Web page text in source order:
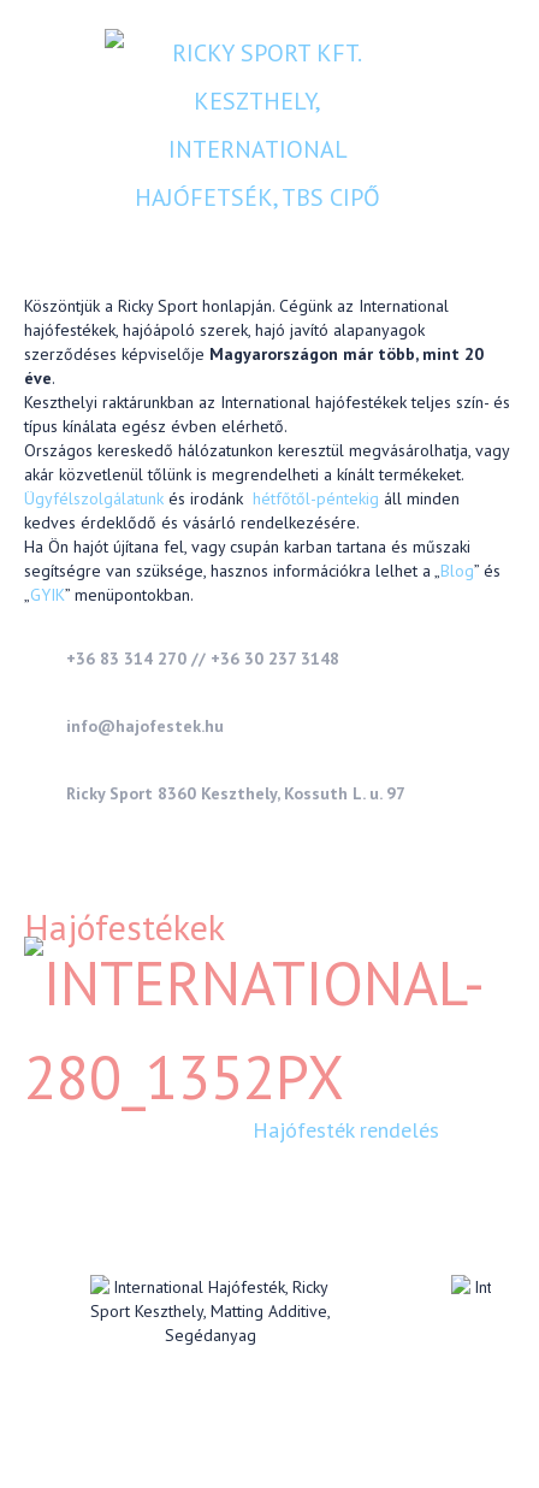
Köszöntjük a Ricky Sport honlapján. Cégünk az International
hajófestékek, hajóápoló szerek, hajó javító alapanyagok
szerződéses képviselője Magyarországon már több, mint 20
éve.
Keszthelyi raktárunkban az International hajófestékek teljes szín- és
típus kínálata egész évben elérhető.
Országos kereskedő hálózatunkon keresztül megvásárolhatja, vagy
akár közvetlenül tőlünk is megrendelheti a kínált termékeket.
Ügyfélszolgálatunk és irodánk hétfőtől-péntekig áll minden
kedves érdeklődő és vásárló rendelkezésére.
Ha Ön hajót újítana fel, vagy csupán karban tartana és műszaki
segítségre van szüksége, hasznos információkra lelhet a „Blog” és
„GYIK” menüpontokban.
+36 83 314 270 // +36 30 237 3148
info@hajofestek.hu
Ricky Sport 8360 Keszthely, Kossuth L. u. 97
Hajófestékek
Hajófesték rendelés